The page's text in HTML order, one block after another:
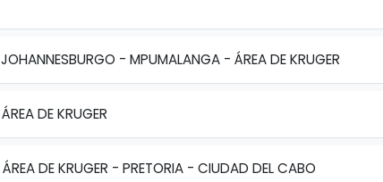
JOHANNESBURGO - MPUMALANGA - ÁREA DE KRUGER
ÁREA DE KRUGER
ÁREA DE KRUGER - PRETORIA - CIUDAD DEL CABO